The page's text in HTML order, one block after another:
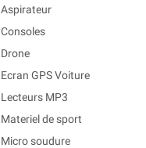
Aspirateur
Consoles
Drone
Ecran GPS Voiture
Lecteurs MP3
Materiel de sport
Micro soudure